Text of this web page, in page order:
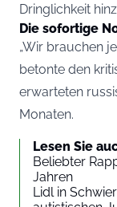
Dringlichkeit
Die sofortige
„Wir brauchen
betonte den
erwarteten
Monaten.
Lesen Sie
Beliebter
Jahren
Lidl in